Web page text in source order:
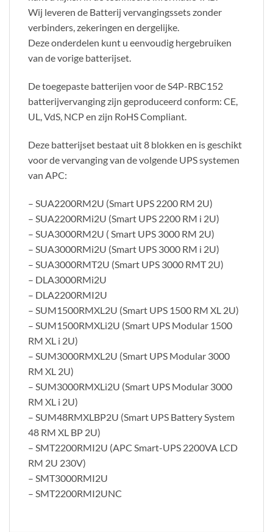
Wij leveren de Batterij vervangingssets zonder
verbinders, zekeringen en dergelijke.
Deze onderdelen kunt u eenvoudig hergebruiken
van de vorige batterijset.
De toegepaste batterijen voor de S4P-RBC152
batterijvervanging zijn geproduceerd conform: CE,
UL, VdS, NCP en zijn RoHS Compliant.
Deze batterijset bestaat uit 8 blokken en is geschikt
voor de vervanging van de volgende UPS systemen
van APC:
– SUA2200RM2U (Smart UPS 2200 RM 2U)
– SUA2200RMi2U (Smart UPS 2200 RM i 2U)
– SUA3000RM2U ( Smart UPS 3000 RM 2U)
– SUA3000RMi2U (Smart UPS 3000 RM i 2U)
– SUA3000RMT2U (Smart UPS 3000 RMT 2U)
– DLA3000RMi2U
– DLA2200RMI2U
– SUM1500RMXL2U (Smart UPS 1500 RM XL 2U)
– SUM1500RMXLi2U (Smart UPS Modular 1500
RM XL i 2U)
– SUM3000RMXL2U (Smart UPS Modular 3000
RM XL 2U)
– SUM3000RMXLi2U (Smart UPS Modular 3000
RM XL i 2U)
– SUM48RMXLBP2U (Smart UPS Battery System
48 RM XL BP 2U)
– SMT2200RMI2U (APC Smart-UPS 2200VA LCD
RM 2U 230V)
– SMT3000RMI2U
– SMT2200RMI2UNC